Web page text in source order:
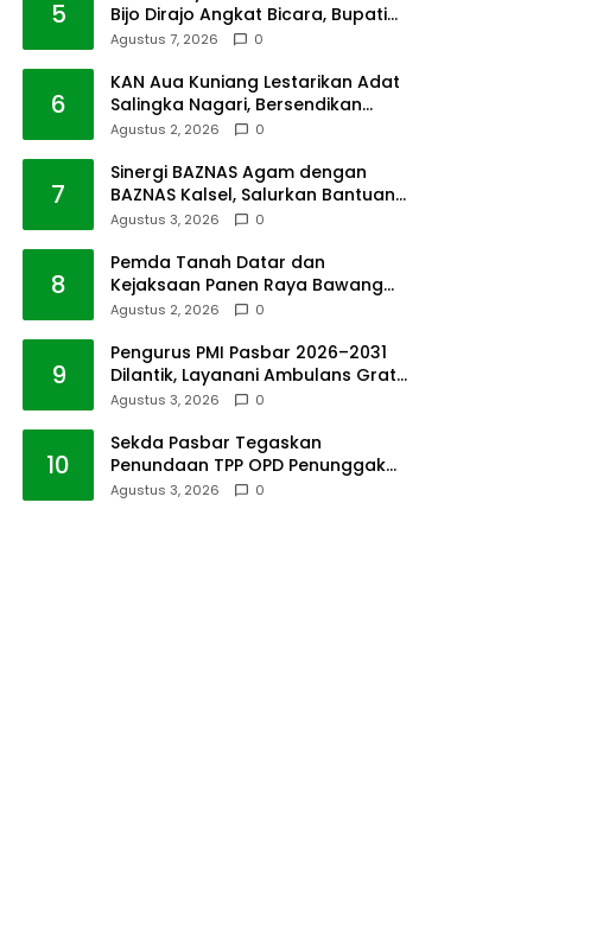
5
Bijo Dirajo Angkat Bicara, Bupati
Bisa Digugat
Agustus 7, 2026 0
6
KAN Aua Kuniang Lestarikan Adat
Salingka Nagari, Bersendikan
Kitabullah
Agustus 2, 2026 0
7
Sinergi BAZNAS Agam dengan
BAZNAS Kalsel, Salurkan Bantuan
Bencana Alam
Agustus 3, 2026 0
8
Pemda Tanah Datar dan
Kejaksaan Panen Raya Bawang
Merah di Sawah Tangah
Agustus 2, 2026 0
9
Pengurus PMI Pasbar 2026–2031
Dilantik, Layanani Ambulans Gratis
ke Padang
Agustus 3, 2026 0
10
Sekda Pasbar Tegaskan
Penundaan TPP OPD Penunggak
Pajak Kendaraan Dinas
Agustus 3, 2026 0